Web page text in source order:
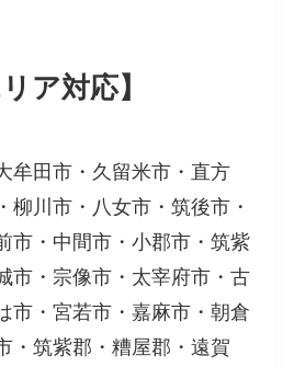
ア対応】
牟田市・久留米市・直方
柳川市・八女市・筑後市・
市・中間市・小郡市・筑紫
市・宗像市・太宰府市・古
市・宮若市・嘉麻市・朝倉
・筑紫郡・糟屋郡・遠賀